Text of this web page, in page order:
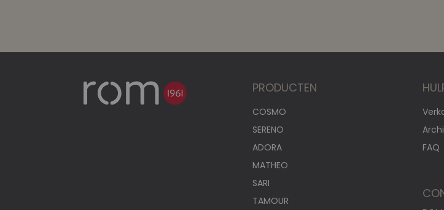
PRODUCTEN
COSMO
SERENO
ADORA
MATHEO
SARI
TAMOUR
FAQ